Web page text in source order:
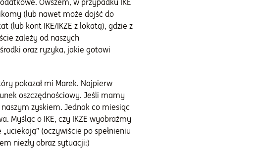
Owszem, w przypadku IKE
(lub nawet może dojść do
(lub kont IKE/IKZE z lokatą), gdzie z
zależy od naszych
oraz ryzyka, jakie gotowi
pokazał mi Marek. Najpierw
oszczędnościowy. Jeśli mamy
zyskiem. Jednak co miesiąc
Myśląc o IKE, czy IKZE wyobraźmy
(oczywiście po spełnieniu
niezły obraz sytuacji:)